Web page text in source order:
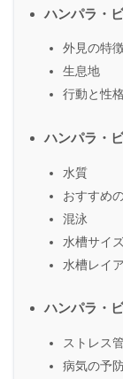
ハンパラ・
外見の特
生息地
行動と性格
ハンパラ・
水質
おすすめ
混泳
水槽サイ
水槽レイ
ハンパラ・
ストレス
病気の予